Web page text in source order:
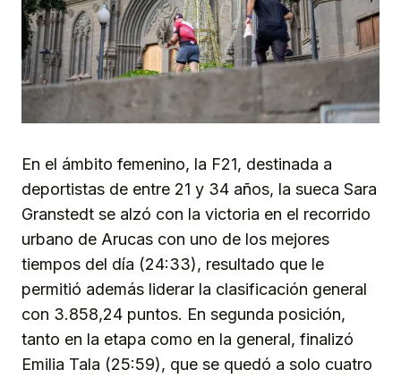
En el ámbito femenino, la F21, destinada a
deportistas de entre 21 y 34 años, la sueca Sara
Granstedt se alzó con la victoria en el recorrido
urbano de Arucas con uno de los mejores
tiempos del día (24:33), resultado que le
permitió además liderar la clasificación general
con 3.858,24 puntos. En segunda posición,
tanto en la etapa como en la general, finalizó
Emilia Tala (25:59), que se quedó a solo cuatro